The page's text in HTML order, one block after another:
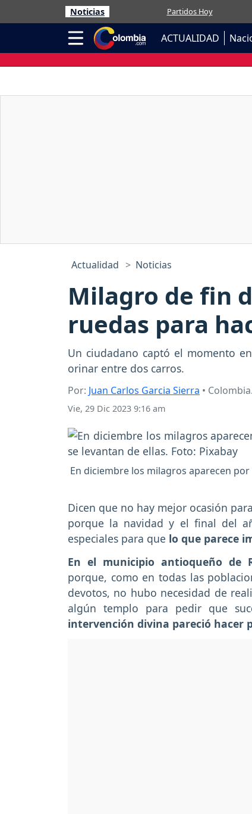
Noticias Partidos Hoy
ACTUALIDAD
Actualidad Noticias
Milagro de fin
ruedas para
Un ciudadano captó el momento
orinar entre dos carros.
Por: Juan Carlos Garcia Sierra •
Vie, 29 Dic 2023 9:16 am
En diciembre los milagros aparecen
Dicen que no hay mejor ocasión
porque la navidad y el final del
especiales para que lo que parece
En el municipio antioqueño de
porque, como en todas las
devotos, no hubo necesidad de
algún templo para pedir que
intervención divina pareció hacer